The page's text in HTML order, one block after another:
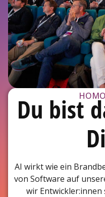
Du bist
AI wirkt wie ein
von Software auf
wir Entwickler:innen